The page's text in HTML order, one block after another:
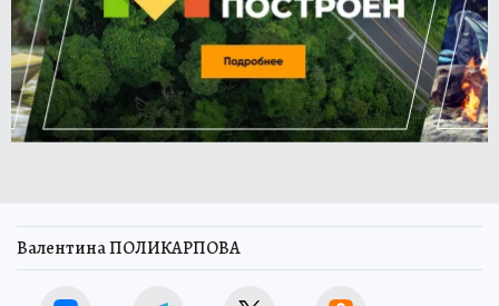
Валентина ПОЛИКАРПОВА